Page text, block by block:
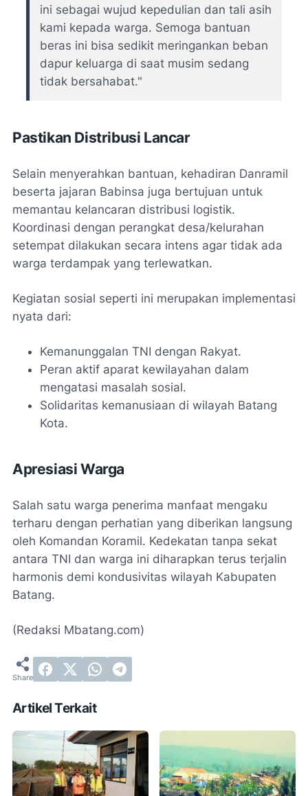
ini sebagai wujud kepedulian dan tali asih
kami kepada warga. Semoga bantuan
beras ini bisa sedikit meringankan beban
dapur keluarga di saat musim sedang
tidak bersahabat."
Pastikan Distribusi Lancar
Selain menyerahkan bantuan, kehadiran Danramil
beserta jajaran Babinsa juga bertujuan untuk
memantau kelancaran distribusi logistik.
Koordinasi dengan perangkat desa/kelurahan
setempat dilakukan secara intens agar tidak ada
warga terdampak yang terlewatkan.
Kegiatan sosial seperti ini merupakan implementasi
nyata dari:
Kemanunggalan TNI dengan Rakyat.
Peran aktif aparat kewilayahan dalam
mengatasi masalah sosial.
Solidaritas kemanusiaan di wilayah Batang
Kota.
Apresiasi Warga
Salah satu warga penerima manfaat mengaku
terharu dengan perhatian yang diberikan langsung
oleh Komandan Koramil. Kedekatan tanpa sekat
antara TNI dan warga ini diharapkan terus terjalin
harmonis demi kondusivitas wilayah Kabupaten
Batang.
(Redaksi Mbatang.com)
Artikel Terkait